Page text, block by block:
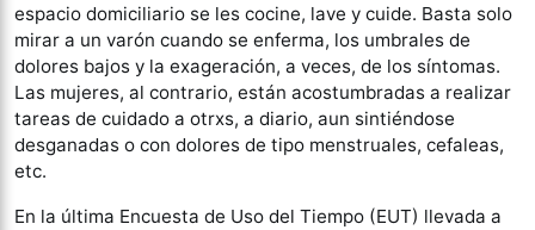
espacio domiciliario se les cocine, lave y cuide. Basta solo
mirar a un varón cuando se enferma, los umbrales de
dolores bajos y la exageración, a veces, de los síntomas.
Las mujeres, al contrario, están acostumbradas a realizar
tareas de cuidado a otrxs, a diario, aun sintiéndose
desganadas o con dolores de tipo menstruales, cefaleas,
etc.
En la última Encuesta de Uso del Tiempo (EUT) llevada a